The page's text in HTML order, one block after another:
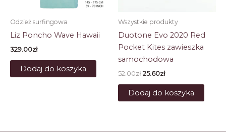
Odzież surfingowa
Liz Poncho Wave Hawaii
329.00zł
Dodaj do koszyka
Wszystkie produkty
Duotone Evo 2020 Red
Pocket Kites zawieszka
samochodowa
52.00złPierwotna
wynosiła:
52.00zł.
25.60złAktualna
wynosi:
25.60zł.
Dodaj do koszyka